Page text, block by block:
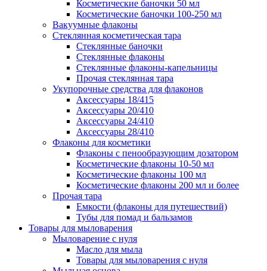
Косметические баночки 50 мл
Косметические баночки 100-250 мл
Вакуумные флаконы
Стеклянная косметическая тара
Стеклянные баночки
Стеклянные флаконы
Стеклянные флаконы-капельницы
Прочая стеклянная тара
Укупорочные средства для флаконов
Аксессуары 18/415
Аксессуары 20/410
Аксессуары 24/410
Аксессуары 28/410
Флаконы для косметики
Флаконы с пенообразующим дозатором
Косметические флаконы 10-50 мл
Косметические флаконы 100 мл
Косметические флаконы 200 мл и более
Прочая тара
Емкости (флаконы для путешествий)
Тубы для помад и бальзамов
Товары для мыловарения
Мыловарение с нуля
Масло для мыла
Товары для мыловарения с нуля